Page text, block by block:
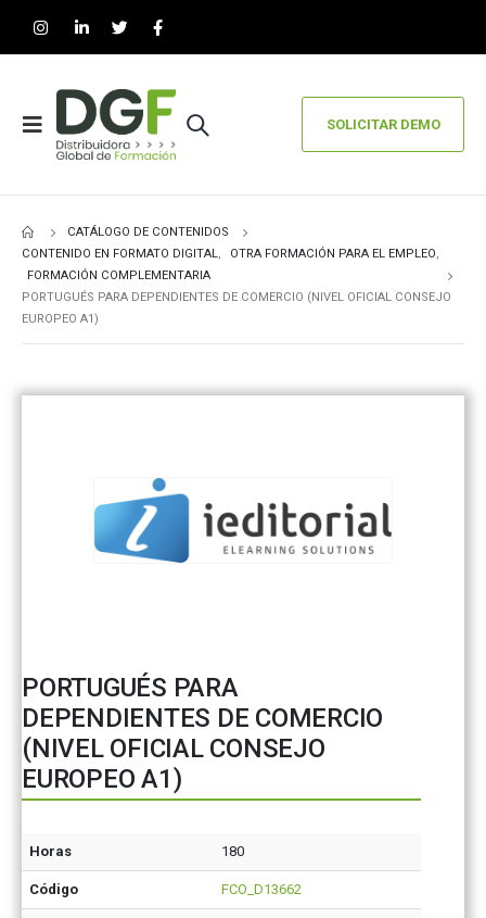
SOLICITAR DEMO
CATÁLOGO DE CONTENIDOS
CONTENIDO EN FORMATO DIGITAL, OTRA FORMACIÓN PARA EL EMPLEO,
FORMACIÓN COMPLEMENTARIA
PORTUGUÉS PARA DEPENDIENTES DE COMERCIO (NIVEL OFICIAL CONSEJO
EUROPEO A1)
PORTUGUÉS PARA
DEPENDIENTES DE COMERCIO
(NIVEL OFICIAL CONSEJO
EUROPEO A1)
Horas 180
Código FCO_D13662